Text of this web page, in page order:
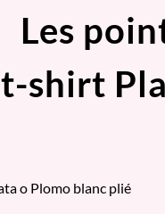
Les
t-shirt